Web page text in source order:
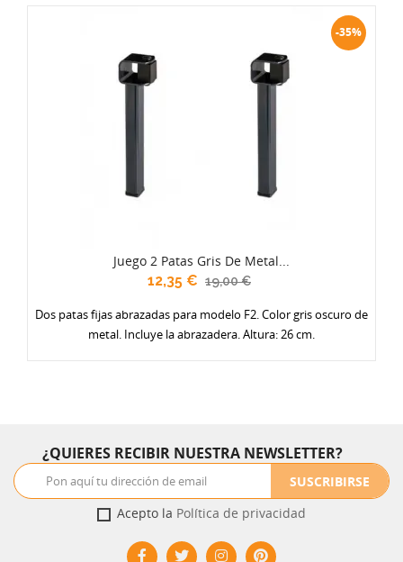
-35%
Juego 2 Patas Gris De Metal...
12,35 € 19,00 €
Dos patas fijas abrazadas para modelo F2. Color gris oscuro de
metal. Incluye la abrazadera. Altura: 26 cm.
¿QUIERES RECIBIR NUESTRA NEWSLETTER?
SUSCRIBIRSE
Acepto la Política de privacidad